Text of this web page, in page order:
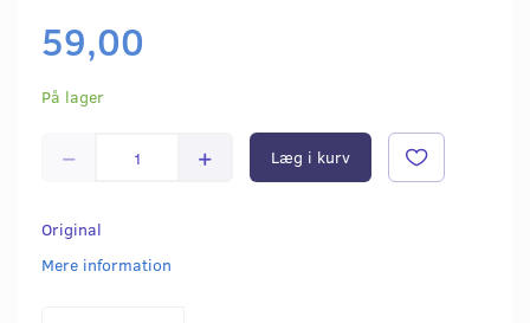
59,00
På lager
Læg i kurv
Original
Mere information